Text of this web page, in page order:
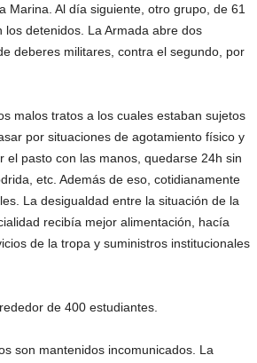
Marina. Al día siguiente, otro grupo, de 61
detenidos. La Armada abre dos
deberes militares, contra el segundo, por
malos tratos a los cuales estaban sujetos
por situaciones de agotamiento físico y
el pasto con las manos, quedarse 24h sin
etc. Además de eso, cotidianamente
La desigualdad entre la situación de la
recibía mejor alimentación, hacía
de la tropa y suministros institucionales
de 400 estudiantes.
son mantenidos incomunicados. La